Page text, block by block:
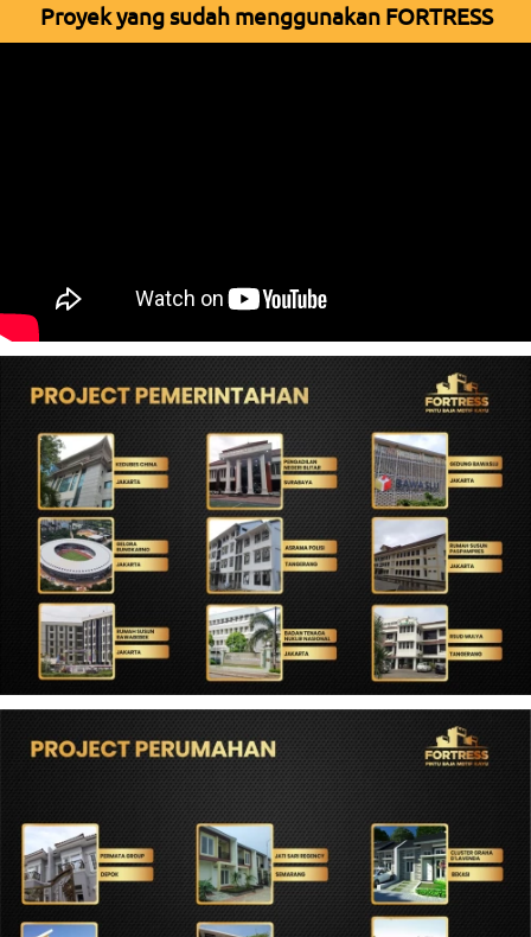
Proyek yang sudah menggunakan FORTRESS